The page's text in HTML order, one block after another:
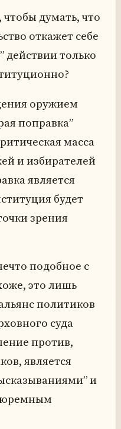
думать, что
откажет себе
только
оружием
поправка”
масса
и избирателей
является
будет
зрения
подобное с
это лишь
политиков
суда
против,
является
и